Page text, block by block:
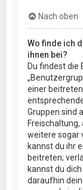
Nach oben
Wo finde ich
ihnen bei?
Du findest
einer
Gruppen sind
weitere sogar
kannst du ihr
beitreten;
kannst du
daraufhin